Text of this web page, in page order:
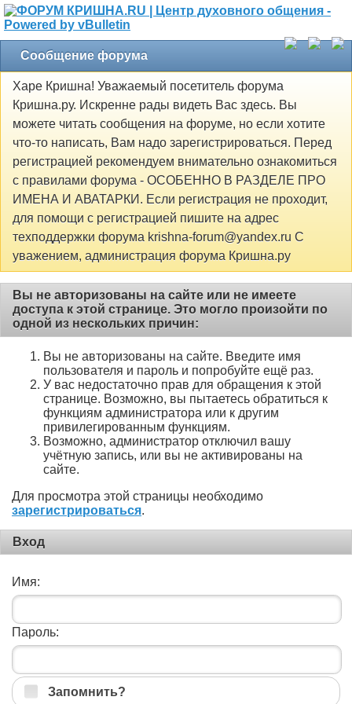
Сообщение форума
Харе Кришна! Уважаемый посетитель форума
Кришна.ру. Искренне рады видеть Вас здесь. Вы
можете читать сообщения на форуме, но если хотите
что-то написать, Вам надо зарегистрироваться. Перед
регистрацией рекомендуем внимательно ознакомиться
с правилами форума - ОСОБЕННО В РАЗДЕЛЕ ПРО
ИМЕНА И АВАТАРКИ. Если регистрация не проходит,
для помощи с регистрацией пишите на адрес
техподдержки форума krishna-forum@yandex.ru С
уважением, администрация форума Кришна.ру
Вы не авторизованы на сайте или не имеете
доступа к этой странице. Это могло произойти по
одной из нескольких причин:
Вы не авторизованы на сайте. Введите имя
пользователя и пароль и попробуйте ещё раз.
У вас недостаточно прав для обращения к этой
странице. Возможно, вы пытаетесь обратиться к
функциям администратора или к другим
привилегированным функциям.
Возможно, администратор отключил вашу
учётную запись, или вы не активированы на
сайте.
Для просмотра этой страницы необходимо
зарегистрироваться.
Вход
Имя:
Пароль:
Запомнить?